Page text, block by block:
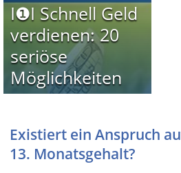
I❶I Schnell Geld
verdienen: 20
seriöse
Möglichkeiten
Existiert ein Anspruch
13. Monatsgehalt?